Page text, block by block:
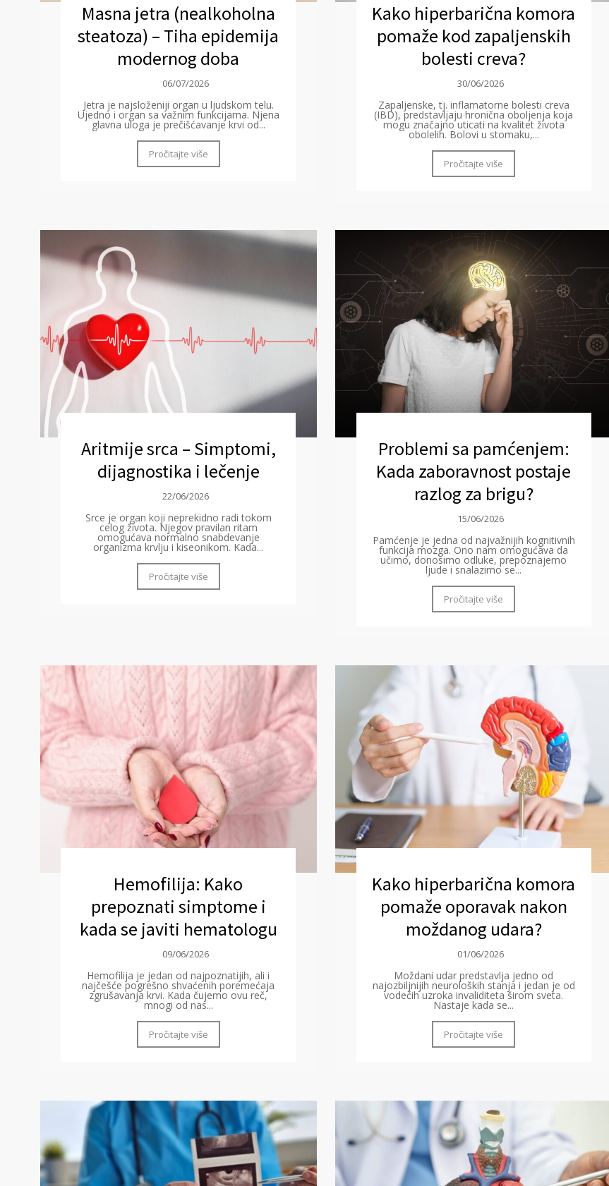
Masna jetra (nealkoholna
steatoza) – Tiha epidemija
modernog doba
06/07/2026
Jetra je najsloženiji organ u ljudskom telu.
Ujedno i organ sa važnim funkcijama. Njena
glavna uloga je prečišćavanje krvi od...
Pročitajte više
Kako hiperbarična komora
pomaže kod zapaljenskih
bolesti creva?
30/06/2026
Zapaljenske, tj. inflamatorne bolesti creva
(IBD), predstavljaju hronična oboljenja koja
mogu značajno uticati na kvalitet života
obolelih. Bolovi u stomaku,...
Pročitajte više
Aritmije srca – Simptomi,
dijagnostika i lečenje
22/06/2026
Srce je organ koji neprekidno radi tokom
celog života. Njegov pravilan ritam
omogućava normalno snabdevanje
organizma krvlju i kiseonikom. Kada...
Pročitajte više
Problemi sa pamćenjem:
Kada zaboravnost postaje
razlog za brigu?
15/06/2026
Pamćenje je jedna od najvažnijih kognitivnih
funkcija mozga. Ono nam omogućava da
učimo, donosimo odluke, prepoznajemo
ljude i snalazimo se...
Pročitajte više
Hemofilija: Kako
prepoznati simptome i
kada se javiti hematologu
09/06/2026
Hemofilija je jedan od najpoznatijih, ali i
najčešće pogrešno shvaćenih poremećaja
zgrušavanja krvi. Kada čujemo ovu reč,
mnogi od nas...
Pročitajte više
Kako hiperbarična komora
pomaže oporavak nakon
moždanog udara?
01/06/2026
Moždani udar predstavlja jedno od
najozbiljnijih neuroloških stanja i jedan je od
vodećih uzroka invaliditeta širom sveta.
Nastaje kada se...
Pročitajte više